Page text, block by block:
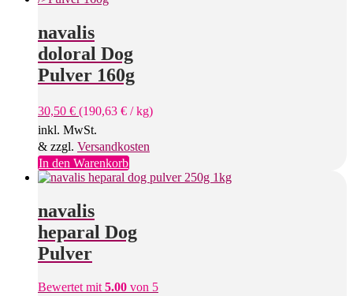
navalis
doloral Dog
Pulver 160g
30,50 € (190,63 € /kg)
inkl. MwSt.
& zzgl. Versandkosten
In den Warenkorb
navalis
heparal Dog
Pulver
Bewertet mit 5.00 von 5